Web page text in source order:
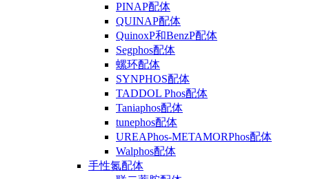
PINAP配体
QUINAP配体
QuinoxP和BenzP配体
Segphos配体
螺环配体
SYNPHOS配体
TADDOL Phos配体
Taniaphos配体
tunephos配体
UREAPhos-METAMORPhos配体
Walphos配体
手性氮配体